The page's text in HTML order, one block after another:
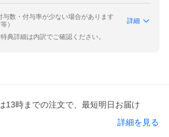
与数・付与率が少ない場合があります
）
詳細
典詳細は内訳でご確認ください。
13時までの注文で、最短明日お届け
詳細を見る